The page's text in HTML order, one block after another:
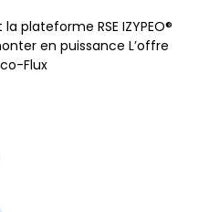
plateforme RSE IZYPEO®
en puissance L’offre
Flux